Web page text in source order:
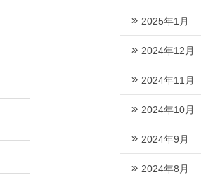
2025年1月
2024年12月
2024年11月
2024年10月
2024年9月
2024年8月